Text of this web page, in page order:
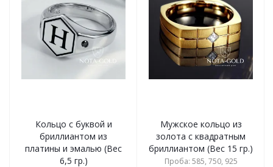
Кольцо с буквой и
бриллиантом из
платины и эмалью (Вес
6,5 гр.)
Мужское кольцо из
золота с квадратным
бриллиантом (Вес 15 гр.)
Проба: 585, 750, 925